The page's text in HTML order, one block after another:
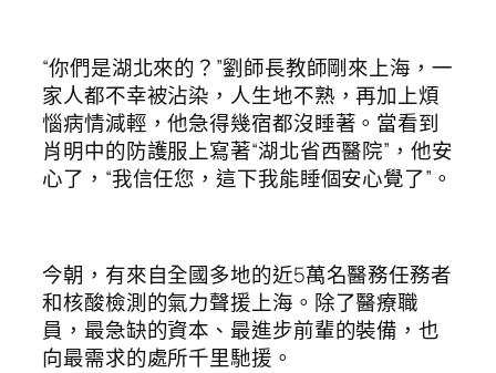
“你們是湖北來的？”劉師長教師剛來上海，一
家人都不幸被沾染，人生地不熟，再加上煩
惱病情減輕，他急得幾宿都沒睡著。當看到
肖明中的防護服上寫著“湖北省西醫院”，他安
心了，“我信任您，這下我能睡個安心覺了”。
今朝，有來自全國多地的近5萬名醫務任務者
和核酸檢測的氣力聲援上海。除了醫療職
員，最急缺的資本、最進步前輩的裝備，也
向最需求的處所千里馳援。